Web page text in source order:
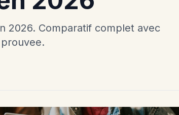
2026. Comparatif complet avec